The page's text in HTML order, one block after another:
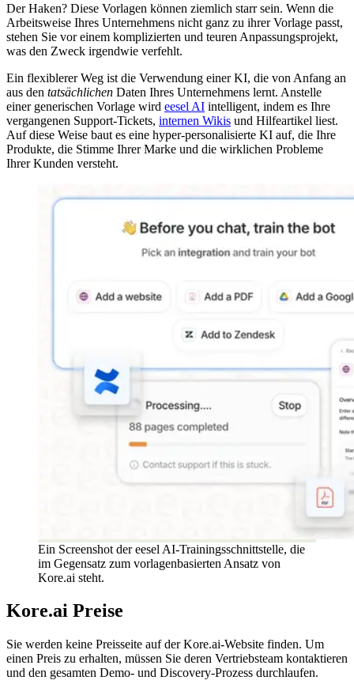
Der Haken? Diese Vorlagen können ziemlich starr sein. Wenn die
Arbeitsweise Ihres Unternehmens nicht ganz zu ihrer Vorlage passt,
stehen Sie vor einem komplizierten und teuren Anpassungsprojekt,
was den Zweck irgendwie verfehlt.
Ein flexiblerer Weg ist die Verwendung einer KI, die von Anfang an
aus den tatsächlichen Daten Ihres Unternehmens lernt. Anstelle
einer generischen Vorlage wird eesel AI intelligent, indem es Ihre
vergangenen Support-Tickets, internen Wikis und Hilfeartikel liest.
Auf diese Weise baut es eine hyper-personalisierte KI auf, die Ihre
Produkte, die Stimme Ihrer Marke und die wirklichen Probleme
Ihrer Kunden versteht.
Ein Screenshot der eesel AI-Trainingsschnittstelle, die
im Gegensatz zum vorlagenbasierten Ansatz von
Kore.ai steht.
Kore.ai Preise
Sie werden keine Preisseite auf der Kore.ai-Website finden. Um
einen Preis zu erhalten, müssen Sie deren Vertriebsteam kontaktieren
und den gesamten Demo- und Discovery-Prozess durchlaufen.